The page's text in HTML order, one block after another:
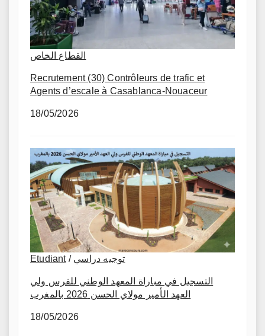
القطاع الخاص
Recrutement (30) Contrôleurs de trafic et
Agents d’escale à Casablanca-Nouaceur
18/05/2026
Etudiant/ توجيه دراسي
التسجيل في مباراة المعهد الوطني للفرس ولي
العهد الأمير مولاي الحسن 2026 بالمغرب
18/05/2026